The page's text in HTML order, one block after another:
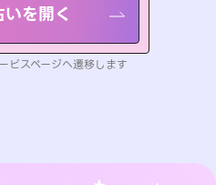
を開く
スページへ遷移します